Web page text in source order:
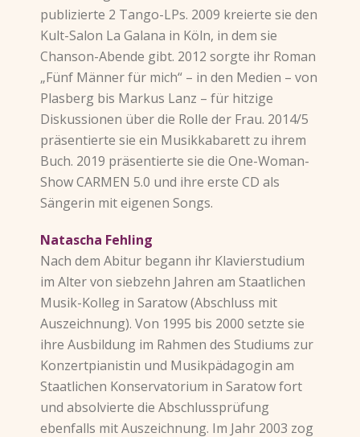
publizierte 2 Tango-LPs. 2009 kreierte sie den
Kult-Salon La Galana in Köln, in dem sie
Chanson-Abende gibt. 2012 sorgte ihr Roman
„Fünf Männer für mich“ – in den Medien – von
Plasberg bis Markus Lanz – für hitzige
Diskussionen über die Rolle der Frau. 2014/5
präsentierte sie ein Musikkabarett zu ihrem
Buch. 2019 präsentierte sie die One-Woman-
Show CARMEN 5.0 und ihre erste CD als
Sängerin mit eigenen Songs.
Natascha Fehling
Nach dem Abitur begann ihr Klavierstudium
im Alter von siebzehn Jahren am Staatlichen
Musik-Kolleg in Saratow (Abschluss mit
Auszeichnung). Von 1995 bis 2000 setzte sie
ihre Ausbildung im Rahmen des Studiums zur
Konzertpianistin und Musikpädagogin am
Staatlichen Konservatorium in Saratow fort
und absolvierte die Abschlussprüfung
ebenfalls mit Auszeichnung. Im Jahr 2003 zog